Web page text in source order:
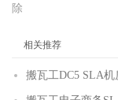
除
相关推荐
搬瓦工DC5 SLA